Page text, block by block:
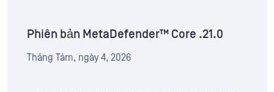
Phiên bản MetaDefender™ Core .21.0
Tháng Tám, ngày 4, 2026